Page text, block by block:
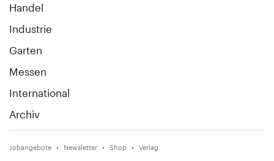
Handel
Industrie
Garten
Messen
International
Archiv
Jobangebote Newsletter Shop Verlag